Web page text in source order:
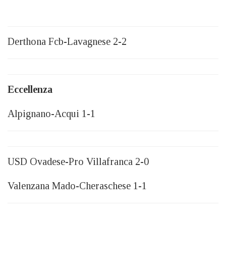
Derthona Fcb-Lavagnese 2-2
Eccellenza
Alpignano-Acqui 1-1
USD Ovadese-Pro Villafranca 2-0
Valenzana Mado-Cheraschese 1-1